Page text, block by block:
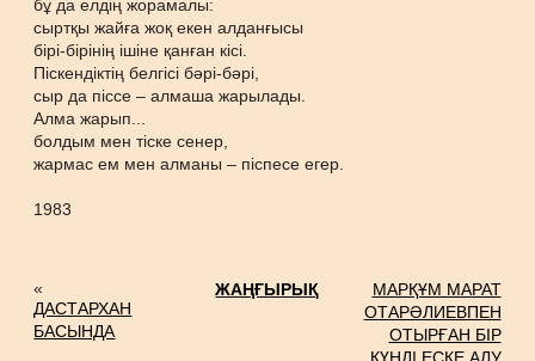
бұ да елдің жорамалы:
сыртқы жайға жоқ екен алданғысы
бірі-бірінің ішіне қанған кісі.
Піскендіктің белгісі бәрі-бәрі,
сыр да піссе – алмаша жарылады.
Алма жарып...
болдым мен тіске сенер,
жармас ем мен алманы – піспесе егер.
1983
«
ДАСТАРХАН
БАСЫНДА
ЖАҢҒЫРЫҚ
МАРҚҰМ МАРАТ
ОТАРӘЛИЕВПЕН
ОТЫРҒАН БІР